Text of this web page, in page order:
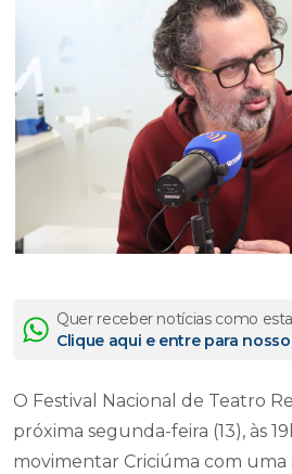
Quer receber notícias como
Clique aqui e entre para
O Festival Nacional de Teatro
próxima segunda-feira (13), às
movimentar Criciúma com uma